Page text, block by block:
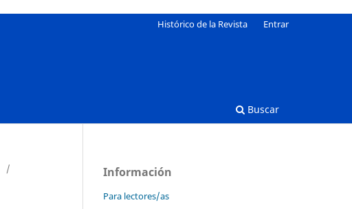
Buscar
Histórico de la Revista Entrar
/
Información
Para lectores/as